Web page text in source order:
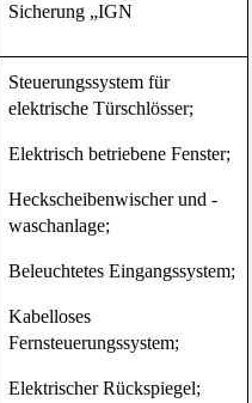
Sicherung „IGN
Steuerungssystem für
elektrische Türschlösser;
Elektrisch betriebene Fenster;
Heckscheibenwischer und -
waschanlage;
Beleuchtetes Eingangssystem;
Kabelloses
Fernsteuerungssystem;
Elektrischer Rückspiegel;